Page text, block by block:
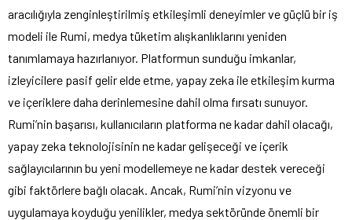
aracılığıyla zenginleştirilmiş etkileşimli deneyimler ve güçlü bir iş
modeli ile Rumi, medya tüketim alışkanlıklarını yeniden
tanımlamaya hazırlanıyor. Platformun sunduğu imkanlar,
izleyicilere pasif gelir elde etme, yapay zeka ile etkileşim kurma
ve içeriklere daha derinlemesine dahil olma fırsatı sunuyor.
Rumi’nin başarısı, kullanıcıların platforma ne kadar dahil olacağı,
yapay zeka teknolojisinin ne kadar gelişeceği ve içerik
sağlayıcılarının bu yeni modellemeye ne kadar destek vereceği
gibi faktörlere bağlı olacak. Ancak, Rumi’nin vizyonu ve
uygulamaya koyduğu yenilikler, medya sektöründe önemli bir